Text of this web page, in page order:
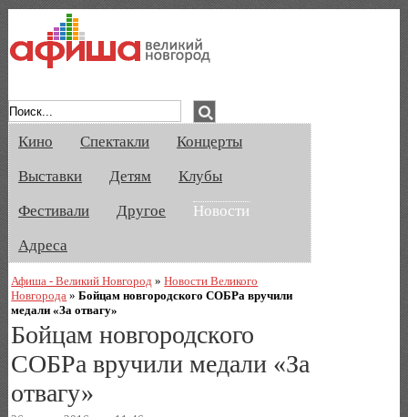
Кино Спектакли
Концерты
Выставки
Детям
Клубы
Фестивали
Другое
Новости
Адреса
Афиша - Великий Новгород »Новости Великого
Новгорода »Бойцам новгородского СОБРа вручили
медали «За отвагу»
Бойцам новгородского
СОБРа вручили медали «За
отвагу»